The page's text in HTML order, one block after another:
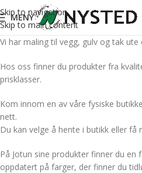
Skip to navigation
Skip to main content
MENY
Vi har maling til vegg, gulv og tak ute
Hos oss finner du produkter fra
prisklasser.
Kom innom en av våre fysiske
nett.
Du kan velge å hente i butikk eller få
På Jotun sine produkter finner du
oppdatert på farger, der finner du